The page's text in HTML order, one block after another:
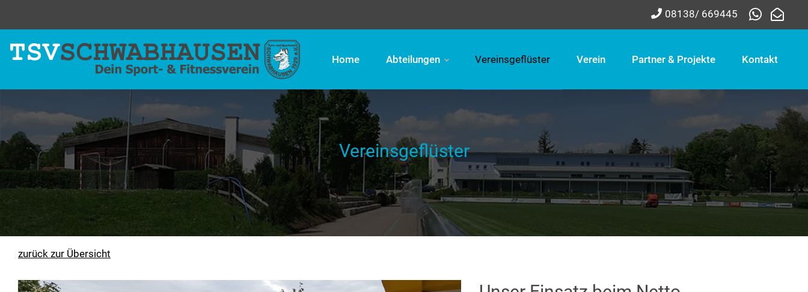
08138/ 669445
Home Abteilungen Vereinsgeflüster Verein Partner & Projekte Kontakt
Vereinsgeflüster
zurück zur Übersicht